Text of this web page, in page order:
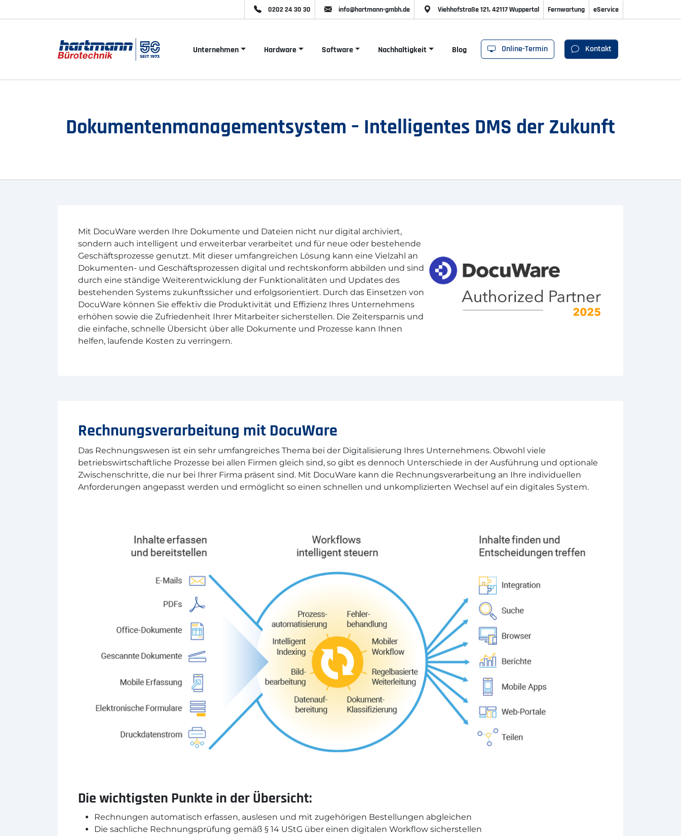
0202 24 30 30 info@hartmann-gmbh.de Viehhofstraße 121, 42117 Wuppertal Fernwartung eService
Unternehmen Hardware Software Nachhaltigkeit Blog Online-Termin Kontakt
Dokumentenmanagementsystem – Intelligentes DMS der Zukunft
Mit DocuWare werden Ihre Dokumente und Dateien nicht nur digital archiviert,
sondern auch intelligent und erweiterbar verarbeitet und für neue oder bestehende
Geschäftsprozesse genutzt. Mit dieser umfangreichen Lösung kann eine Vielzahl an
Dokumenten- und Geschäftsprozessen digital und rechtskonform abbilden und sind
durch eine ständige Weiterentwicklung der Funktionalitäten und Updates des
bestehenden Systems zukunftssicher und erfolgsorientiert. Durch das Einsetzen von
DocuWare können Sie effektiv die Produktivität und Effizienz Ihres Unternehmens
erhöhen sowie die Zufriedenheit Ihrer Mitarbeiter sicherstellen. Die Zeitersparnis und
die einfache, schnelle Übersicht über alle Dokumente und Prozesse kann Ihnen
helfen, laufende Kosten zu verringern.
Rechnungsverarbeitung mit DocuWare
Das Rechnungswesen ist ein sehr umfangreiches Thema bei der Digitalisierung Ihres Unternehmens. Obwohl viele
betriebswirtschaftliche Prozesse bei allen Firmen gleich sind, so gibt es dennoch Unterschiede in der Ausführung und optionale
Zwischenschritte, die nur bei Ihrer Firma präsent sind. Mit DocuWare kann die Rechnungsverarbeitung an Ihre individuellen
Anforderungen angepasst werden und ermöglicht so einen schnellen und unkomplizierten Wechsel auf ein digitales System.
Die wichtigsten Punkte in der Übersicht:
Rechnungen automatisch erfassen, auslesen und mit zugehörigen Bestellungen abgleichen
Die sachliche Rechnungsprüfung gemäß § 14 UStG über einen digitalen Workflow sicherstellen